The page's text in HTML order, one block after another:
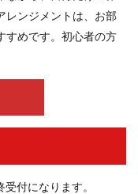
レンジメントは、お部
すめです。初心者の方
付になります。